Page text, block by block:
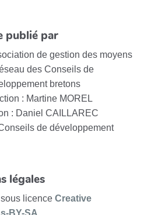
publié par
de gestion des moyens
des Conseils de
bretons
: Martine MOREL
: Daniel CAILLAREC
de développement
légales
sous licence Creative